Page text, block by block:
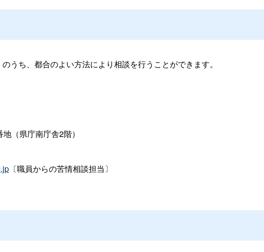
うち、都合のよい方法により相談を行うことができます。
（県庁南庁舎2階）
〔職員からの苦情相談担当〕